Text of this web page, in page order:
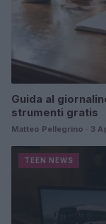
Guida al
strumenti gratis
Matteo Pellegrino · 3
TEEN NEWS